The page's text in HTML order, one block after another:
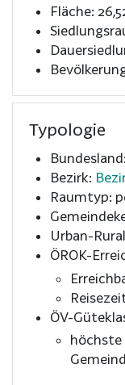
Fläche:
Typologie
Bezirk:
Raumtyp:
Urban-
ÖROK-
ÖV-